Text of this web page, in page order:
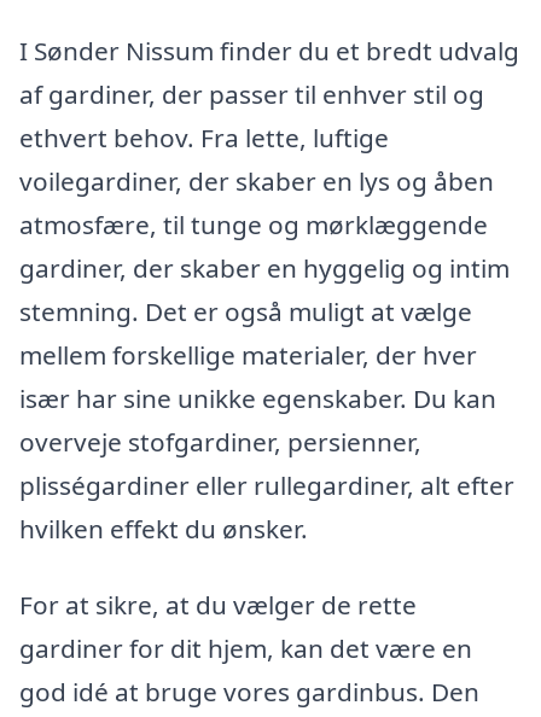
I Sønder Nissum finder du et bredt udvalg
af gardiner, der passer til enhver stil og
ethvert behov. Fra lette, luftige
voilegardiner, der skaber en lys og åben
atmosfære, til tunge og mørklæggende
gardiner, der skaber en hyggelig og intim
stemning. Det er også muligt at vælge
mellem forskellige materialer, der hver
især har sine unikke egenskaber. Du kan
overveje stofgardiner, persienner,
plisségardiner eller rullegardiner, alt efter
hvilken effekt du ønsker.
For at sikre, at du vælger de rette
gardiner for dit hjem, kan det være en
god idé at bruge vores gardinbus. Den